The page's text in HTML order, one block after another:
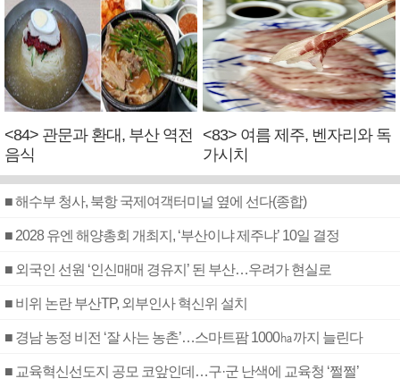
<84> 관문과 환대, 부산 역전
음식
<83> 여름 제주, 벤자리와 독
가시치
■ 해수부 청사, 북항 국제여객터미널 옆에 선다(종합)
■ 2028 유엔 해양총회 개최지, ‘부산이냐 제주냐’ 10일 결정
■ 외국인 선원 ‘인신매매 경유지’ 된 부산…우려가 현실로
■ 비위 논란 부산TP, 외부인사 혁신위 설치
■ 경남 농정 비전 ‘잘 사는 농촌’…스마트팜 1000㏊까지 늘린다
■ 교육혁신선도지 공모 코앞인데…구·군 난색에 교육청 ‘쩔쩔’